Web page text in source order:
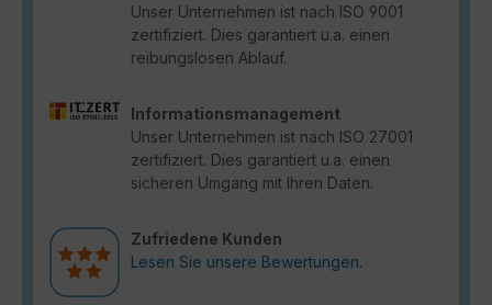
Unser Unternehmen ist nach ISO 9001
zertifiziert. Dies garantiert u.a. einen
reibungslosen Ablauf.
Informationsmanagement
Unser Unternehmen ist nach ISO 27001
zertifiziert. Dies garantiert u.a. einen
sicheren Umgang mit Ihren Daten.
Zufriedene Kunden
Lesen Sie unsere Bewertungen.